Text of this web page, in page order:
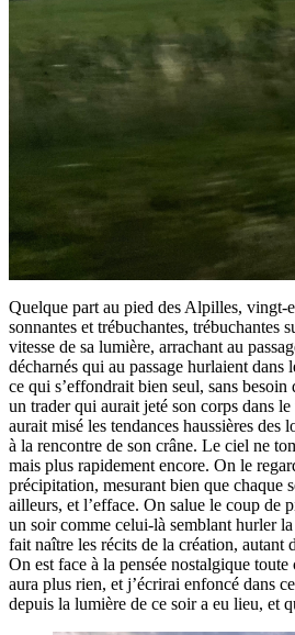
Quelque part au pied des Alpilles, vingt-
sonnantes et trébuchantes, trébuchantes
vitesse de sa lumière, arrachant au
décharnés qui au passage hurlaient dans
ce qui s’effondrait bien seul, sans besoin
un trader qui aurait jeté son corps dans
aurait misé les tendances haussières des
à la rencontre de son crâne. Le ciel ne
mais plus rapidement encore. On le
précipitation, mesurant bien que chaque
ailleurs, et l’efface. On salue le coup de
un soir comme celui-là semblant hurler
fait naître les récits de la création, autant
On est face à la pensée nostalgique
aura plus rien, et j’écrirai enfoncé dans
depuis la lumière de ce soir a eu lieu, et